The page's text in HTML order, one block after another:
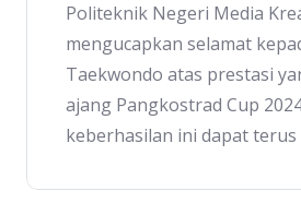
Politeknik Negeri Media
mengucapkan selamat
Taekwondo atas prestasi
ajang Pangkostrad Cup
keberhasilan ini dapat terus